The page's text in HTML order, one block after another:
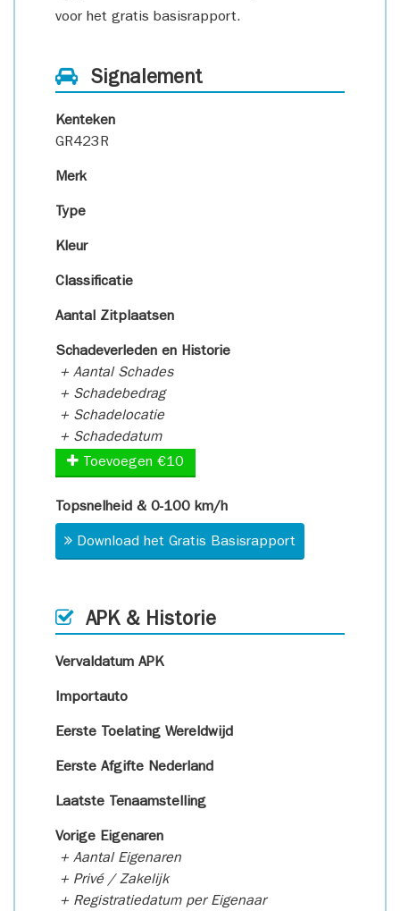
voor het gratis basisrapport.
Signalement
Kenteken
GR423R
Merk
Type
Kleur
Classificatie
Aantal Zitplaatsen
Schadeverleden en Historie
+ Aantal Schades
+ Schadebedrag
+ Schadelocatie
+ Schadedatum
Toevoegen €10
Topsnelheid & 0-100 km/h
Download het Gratis Basisrapport
APK & Historie
Vervaldatum APK
Importauto
Eerste Toelating Wereldwijd
Eerste Afgifte Nederland
Laatste Tenaamstelling
Vorige Eigenaren
+ Aantal Eigenaren
+ Privé / Zakelijk
+ Registratiedatum per Eigenaar